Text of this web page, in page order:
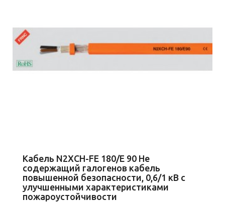
Кабель N2XCH-FE 180/E 90 Не
содержащий галогенов кабель
повышенной безопасности, 0,6/1 кВ с
улучшенными характеристиками
пожароустойчивости